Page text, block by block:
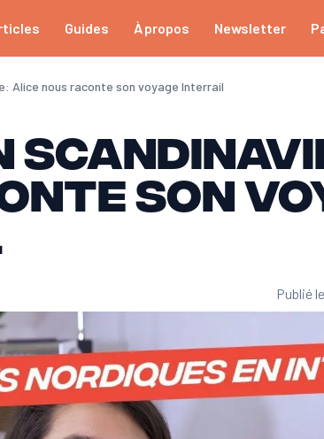
Guides À propos Newsletter
Alice nous raconte son voyage Interrail
son
Publié